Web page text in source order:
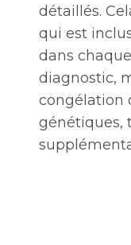
détaillés.
qui est
dans
diagnostic,
congélation
génétiques,